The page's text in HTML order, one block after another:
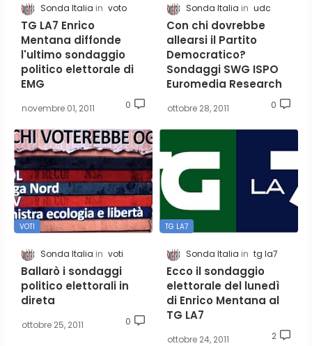
Sonda Italia voto
TG LA7 Enrico
Mentana diffonde
l'ultimo sondaggio
politico elettorale di
EMG
novembre 01, 2011 0
Sonda Italia udc
Con chi dovrebbe
allearsi il Partito
Democratico?
Sondaggi SWG ISPO
Euromedia Research
ottobre 28, 2011 0
VOTI
Sonda Italia voti
Ballarò i sondaggi
politico elettorali in
direta
ottobre 25, 2011 0
TG LA7
Sonda Italia tg la7
Ecco il sondaggio
elettorale del lunedì
di Enrico Mentana al
TG LA7
ottobre 24, 2011 2